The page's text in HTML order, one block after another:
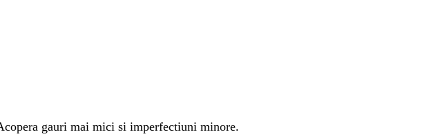
gauri mai mici si imperfectiuni minore.